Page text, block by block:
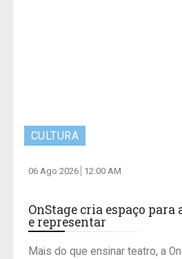
CULTURA
06 Ago 2026 12:00 AM
OnStage cria espaço para
e representar
Mais do que ensinar teatro, a